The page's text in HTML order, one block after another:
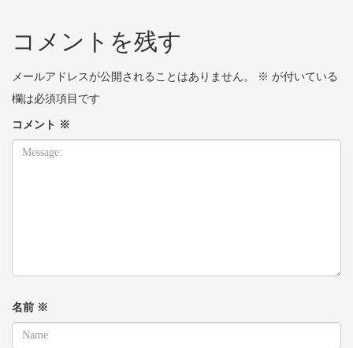
コメントを残す
メールアドレスが公開されることはありません。 ※ が付いている
欄は必須項目です
コメント ※
名前 ※